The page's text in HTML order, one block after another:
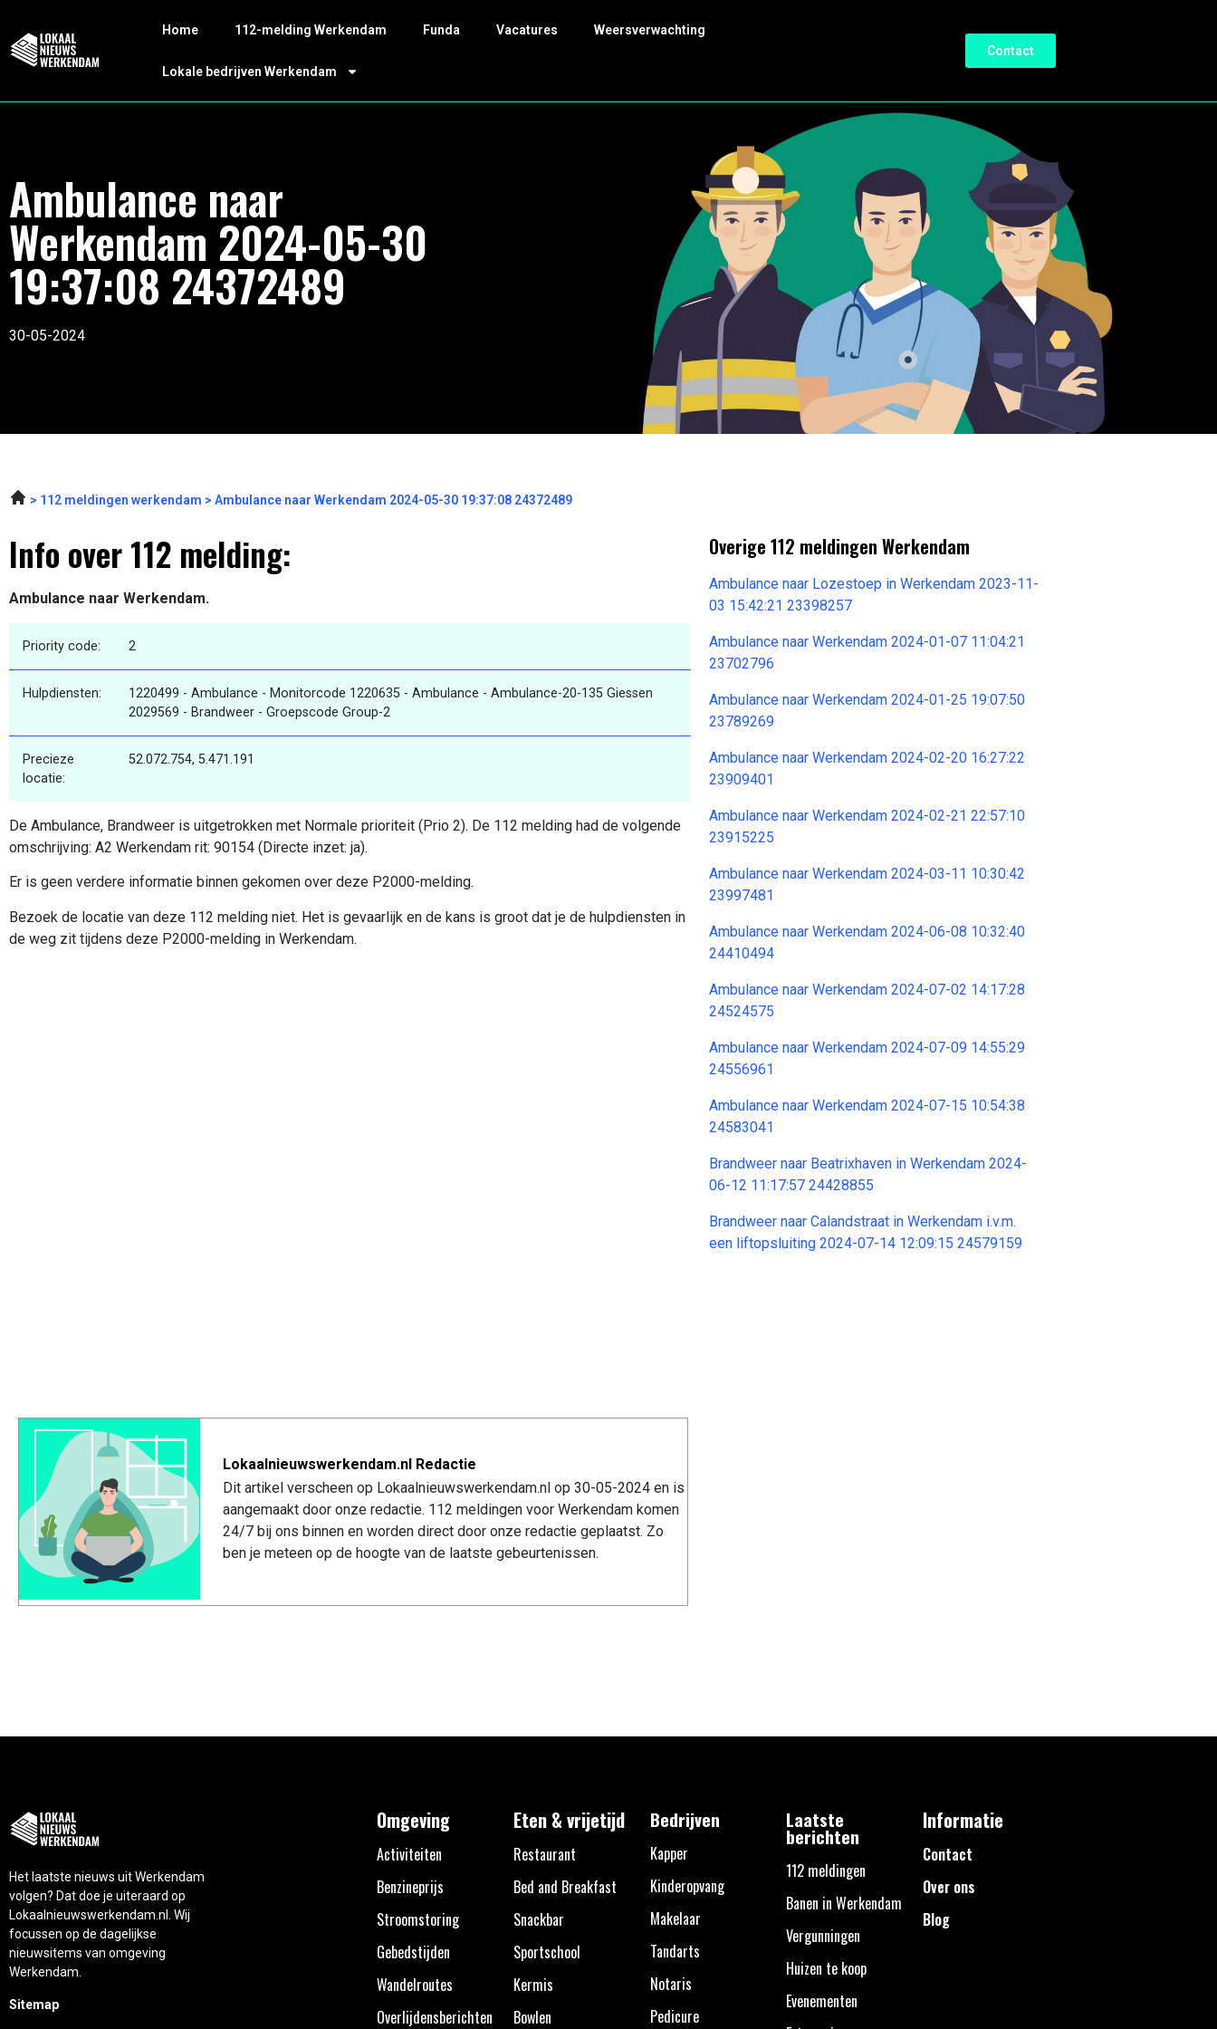
Home 112-melding Werkendam Funda Vacatures Weersverwachting
Lokale bedrijven Werkendam
Contact
Ambulance naar
Werkendam 2024-05-30
19:37:08 24372489
30-05-2024
112 meldingen werkendam Ambulance naar Werkendam 2024-05-30 19:37:08 24372489
Info over 112 melding:
Ambulance naar Werkendam.
Priority code: 2
Hulpdiensten:
1220499 - Ambulance - Monitorcode 1220635 - Ambulance - Ambulance-20-135 Giessen
2029569 - Brandweer - Groepscode Group-2
Precieze
locatie:
52.072.754, 5.471.191
De Ambulance, Brandweer is uitgetrokken met Normale prioriteit (Prio 2). De 112 melding had de volgende
omschrijving: A2 Werkendam rit: 90154 (Directe inzet: ja).
Er is geen verdere informatie binnen gekomen over deze P2000-melding.
Bezoek de locatie van deze 112 melding niet. Het is gevaarlijk en de kans is groot dat je de hulpdiensten in
de weg zit tijdens deze P2000-melding in Werkendam.
Overige 112 meldingen Werkendam
Ambulance naar Lozestoep in Werkendam 2023-11-
03 15:42:21 23398257
Ambulance naar Werkendam 2024-01-07 11:04:21
23702796
Ambulance naar Werkendam 2024-01-25 19:07:50
23789269
Ambulance naar Werkendam 2024-02-20 16:27:22
23909401
Ambulance naar Werkendam 2024-02-21 22:57:10
23915225
Ambulance naar Werkendam 2024-03-11 10:30:42
23997481
Ambulance naar Werkendam 2024-06-08 10:32:40
24410494
Ambulance naar Werkendam 2024-07-02 14:17:28
24524575
Ambulance naar Werkendam 2024-07-09 14:55:29
24556961
Ambulance naar Werkendam 2024-07-15 10:54:38
24583041
Brandweer naar Beatrixhaven in Werkendam 2024-
06-12 11:17:57 24428855
Brandweer naar Calandstraat in Werkendam i.v.m.
een liftopsluiting 2024-07-14 12:09:15 24579159
Lokaalnieuwswerkendam.nl Redactie
Dit artikel verscheen op Lokaalnieuwswerkendam.nl op 30-05-2024 en is
aangemaakt door onze redactie. 112 meldingen voor Werkendam komen
24/7 bij ons binnen en worden direct door onze redactie geplaatst. Zo
ben je meteen op de hoogte van de laatste gebeurtenissen.
Het laatste nieuws uit Werkendam
volgen? Dat doe je uiteraard op
Lokaalnieuwswerkendam.nl. Wij
focussen op de dagelijkse
nieuwsitems van omgeving
Werkendam.
Sitemap
Omgeving
Activiteiten
Benzineprijs
Stroomstoring
Gebedstijden
Wandelroutes
Overlijdensberichten
Eten & vrijetijd
Restaurant
Bed and Breakfast
Snackbar
Sportschool
Kermis
Bowlen
Bedrijven
Kapper
Kinderopvang
Makelaar
Tandarts
Notaris
Pedicure
Laatste
berichten
112 meldingen
Banen in Werkendam
Vergunningen
Huizen te koop
Evenementen
Informatie
Contact
Over ons
Blog